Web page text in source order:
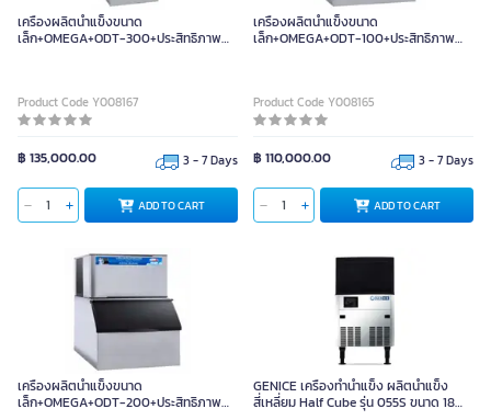
เครื่องผลิตน้ำแข็งขนาด
เล็ก+OMEGA+ODT-300+ประสิทธิภาพ
Product Code Y008167
฿ 135,000.00 3 - 7 Days
ADD TO CART
เครื่องผลิตน้ำแข็งขนาด
เล็ก+OMEGA+ODT-100+ประสิทธิภาพ
Product Code Y008165
฿ 110,000.00 3 - 7 Days
ADD TO CART
เครื่องผลิตน้ำแข็งขนาด
เล็ก+OMEGA+ODT-200+ประสิทธิภาพ
GENICE เครื่องทำน้ำแข็ง ผลิตน้ำแข็ง
สี่เหลี่ยม Half Cube รุ่น 055S ขนาด 18
GENICE เครื่องทำน้ำแข็ง ผลิตน้ำแข็ง
สี่เหลี่ยม Half Cube รุ่น 055S ขนาด
18 กิโลกรัม